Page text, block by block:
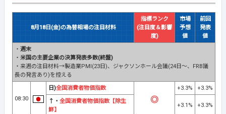
8月18日(金)の為替相場の注目材料
指標ランク
(注目度＆影響
度)
市場
予想
値
前回
発表
値
・ 週末
・ 米国の主要企業の決算発表多数(終盤)
・来週の注目材料→製造業PMI(23日)、ジャクソンホール会議(24日～、FRB議
長の発言あり)を控える
08:30
日)全国消費者物価指数 +3.3%
+3.3%
↑・ 全国消費者物価指数【除生
鮮】
+3.1% +3.3%